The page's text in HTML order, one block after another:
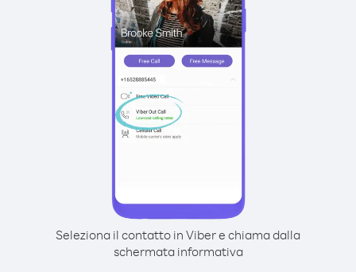
Seleziona il contatto in Viber e chiama dalla
schermata informativa